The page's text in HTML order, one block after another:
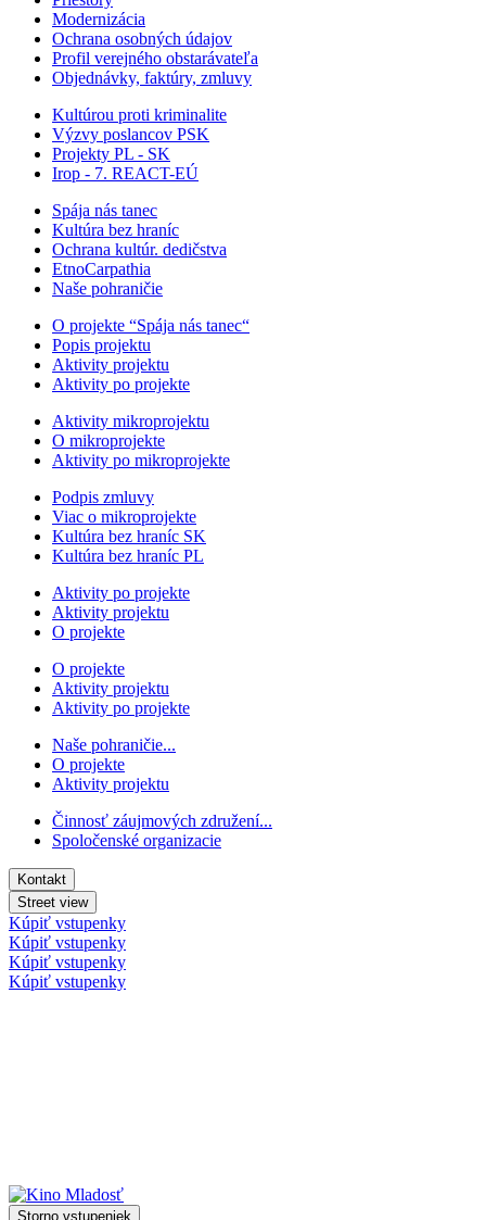
Modernizácia
Ochrana osobných údajov
Profil verejného obstarávateľa
Objednávky, faktúry, zmluvy
Kultúrou proti kriminalite
Výzvy poslancov PSK
Projekty PL - SK
Irop - 7. REACT-EÚ
Spája nás tanec
Kultúra bez hraníc
Ochrana kultúr. dedičstva
EtnoCarpathia
Naše pohraničie
O projekte “Spája nás tanec“
Popis projektu
Aktivity projektu
Aktivity po projekte
Aktivity mikroprojektu
O mikroprojekte
Aktivity po mikroprojekte
Podpis zmluvy
Viac o mikroprojekte
Kultúra bez hraníc SK
Kultúra bez hraníc PL
Aktivity po projekte
Aktivity projektu
O projekte
O projekte
Aktivity projektu
Aktivity po projekte
Naše pohraničie...
O projekte
Aktivity projektu
Činnosť záujmových združení...
Spoločenské organizacie
Kontakt
Street view
Kúpiť vstupenky
Kúpiť vstupenky
Kúpiť vstupenky
Kúpiť vstupenky
Storno vstupeniek